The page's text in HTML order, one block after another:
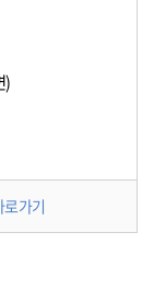
)
가기